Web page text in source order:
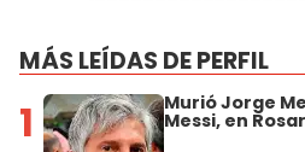
MÁS LEÍDAS DE PERFIL
1 Murió Jorge
Messi, en